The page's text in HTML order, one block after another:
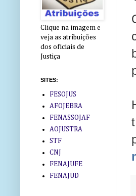
Clique na imagem e
veja as atribuições
dos oficiais de
Justiça
SITES:
FESOJUS
AFOJEBRA
FENASSOJAF
AOJUSTRA
STF
CNJ
FENAJUFE
FENAJUD